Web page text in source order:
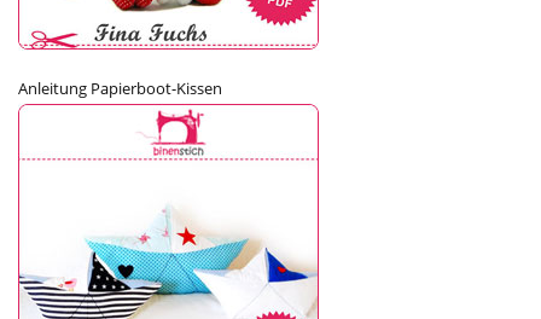
Anleitung Papierboot-Kissen